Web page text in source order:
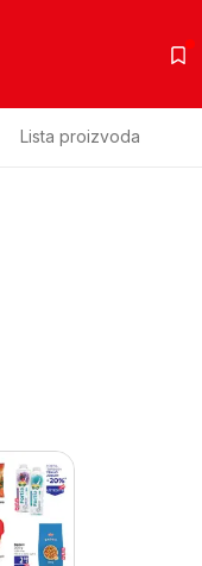
Lista proizvoda